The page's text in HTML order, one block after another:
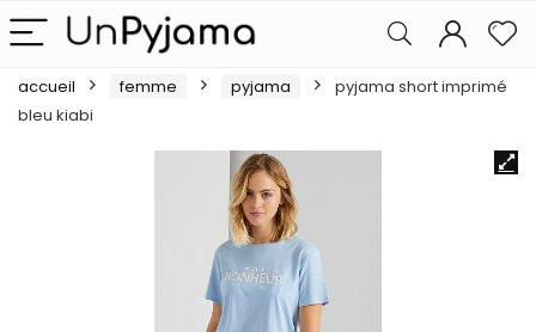
accueil femme pyjama
pyjama short imprimé
bleu kiabi